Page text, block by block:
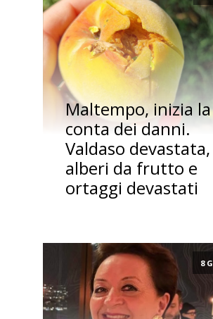
Maltempo, inizia la
conta dei danni.
Valdaso devastata,
alberi da frutto e
ortaggi devastati
8